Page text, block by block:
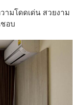
ามโดดเด่น สวยงาม
อบ